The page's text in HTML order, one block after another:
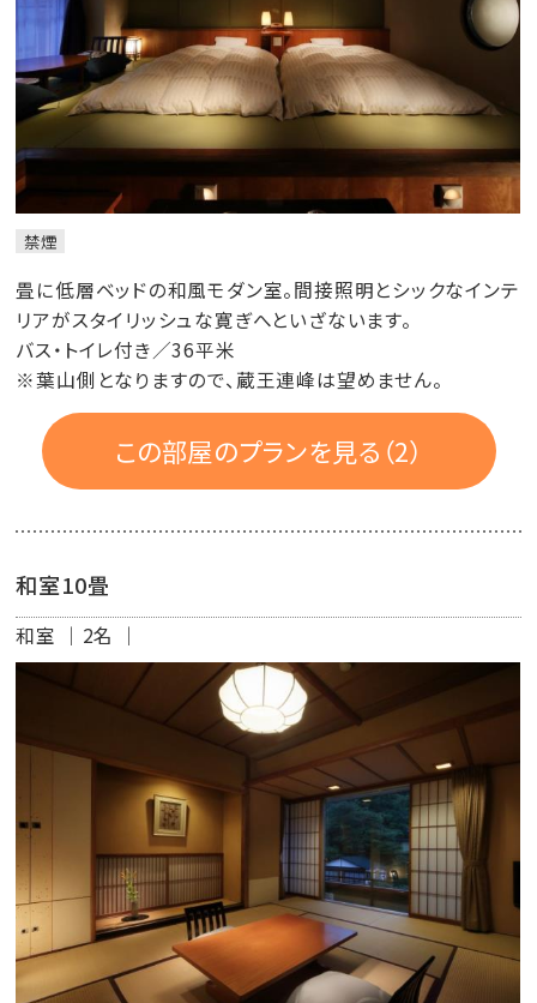
禁煙
畳に低層ベッドの和風モダン室。間接照明とシックなインテ
リアがスタイリッシュな寛ぎへといざないます。
バス・トイレ付き／36平米
※葉山側となりますので、蔵王連峰は望めません。
この部屋のプランを見る（2）
和室10畳
和室 2名